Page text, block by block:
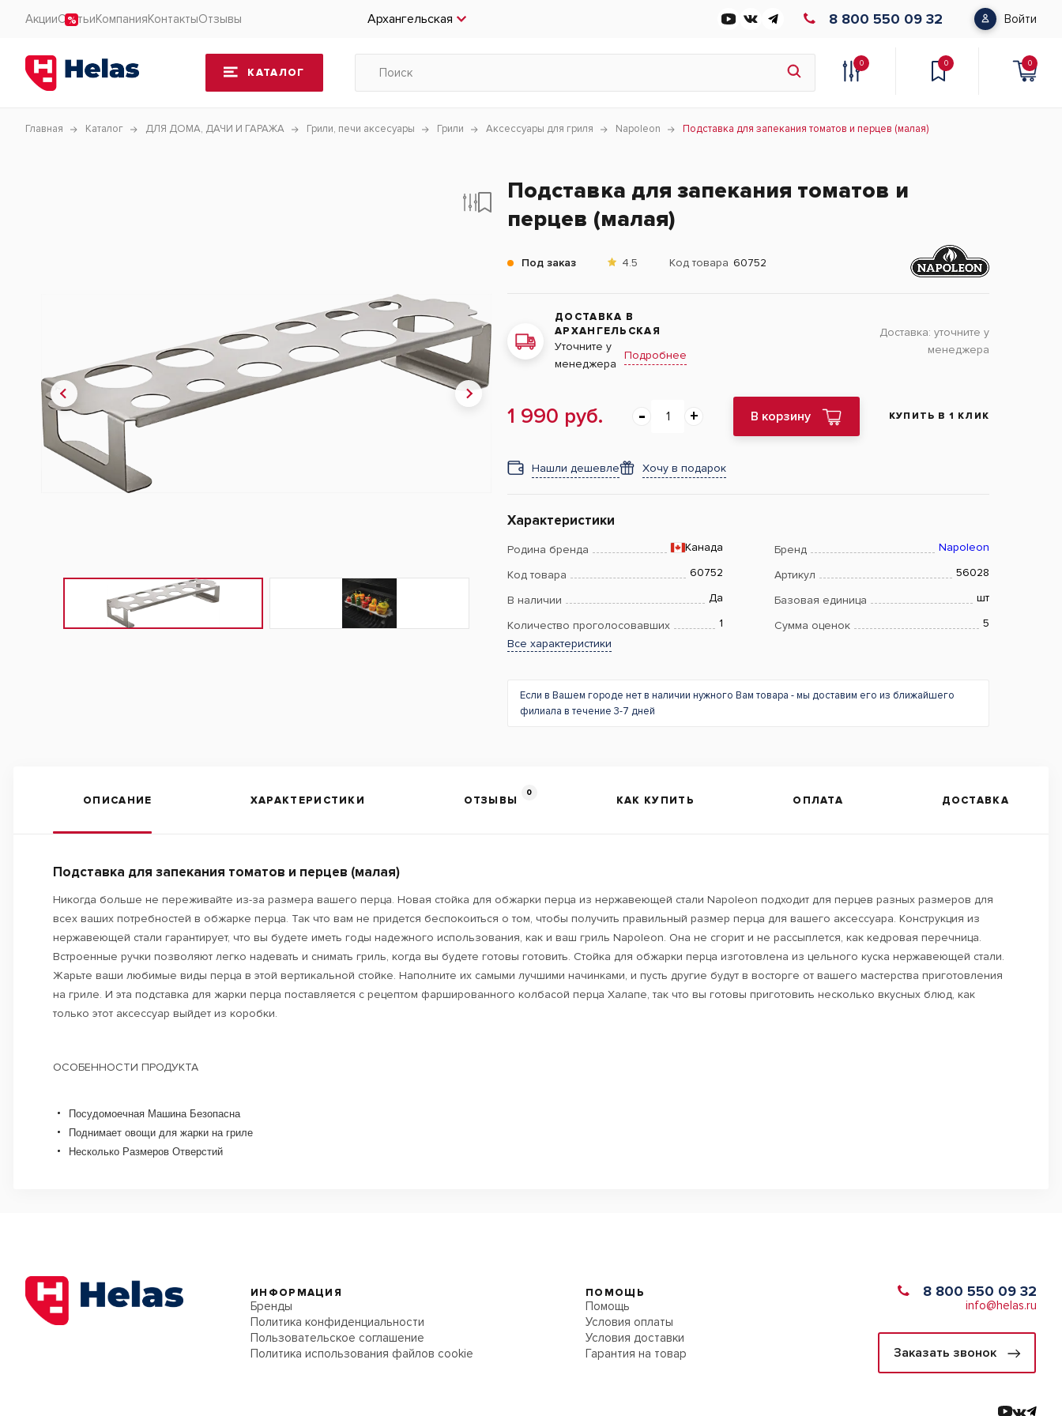
АкцииСтатьиКомпанияКонтактыОтзывы Архангельская 8 800 550 09 32 Войти
КАТАЛОГ
0 0 0
Главная Каталог ДЛЯ ДОМА, ДАЧИ И ГАРАЖА Грили, печи аксесуары Грили Аксессуары для гриля Napoleon Подставка для запекания томатов и перцев (малая)
Подставка для запекания томатов и
перцев (малая)
Под заказ 4.5 Код товара 60752
ДОСТАВКА В
АРХАНГЕЛЬСКАЯ
Уточните у
менеджера
Подробнее
Доставка: уточните у
менеджера
1 990 руб. В корзину КУПИТЬ В 1 КЛИК
Нашли дешевле Хочу в подарок
Характеристики
Родина бренда Канада Бренд Napoleon
Код товара 60752 Артикул 56028
В наличии Да Базовая единица шт
Количество проголосовавших 1 Сумма оценок
5
Все характеристики
Если в Вашем городе нет в наличии нужного Вам товара - мы доставим его из ближайшего
филиала в течение 3-7 дней
ОПИСАНИЕ ХАРАКТЕРИСТИКИ ОТЗЫВЫ
0
КАК КУПИТЬ ОПЛАТА ДОСТАВКА
Подставка для запекания томатов и перцев (малая)
Никогда больше не переживайте из-за размера вашего перца. Новая стойка для обжарки перца из нержавеющей стали Napoleon подходит для перцев разных размеров для
всех ваших потребностей в обжарке перца. Так что вам не придется беспокоиться о том, чтобы получить правильный размер перца для вашего аксессуара. Конструкция из
нержавеющей стали гарантирует, что вы будете иметь годы надежного использования, как и ваш гриль Napoleon. Она не сгорит и не рассыплется, как кедровая перечница.
Встроенные ручки позволяют легко надевать и снимать гриль, когда вы будете готовы готовить. Стойка для обжарки перца изготовлена из цельного куска нержавеющей стали.
Жарьте ваши любимые виды перца в этой вертикальной стойке. Наполните их самыми лучшими начинками, и пусть другие будут в восторге от вашего мастерства приготовления
на гриле. И эта подставка для жарки перца поставляется с рецептом фаршированного колбасой перца Халапе, так что вы готовы приготовить несколько вкусных блюд, как
только этот аксессуар выйдет из коробки.
ОСОБЕННОСТИ ПРОДУКТА
Посудомоечная Машина Безопасна
Поднимает овощи для жарки на гриле
Несколько Размеров Отверстий
ИНФОРМАЦИЯ
Бренды
Политика конфиденциальности
Пользовательское соглашение
Политика использования файлов cookie
ПОМОЩЬ
Помощь
Условия оплаты
Условия доставки
Гарантия на товар
8 800 550 09 32
info@helas.ru
Заказать звонок